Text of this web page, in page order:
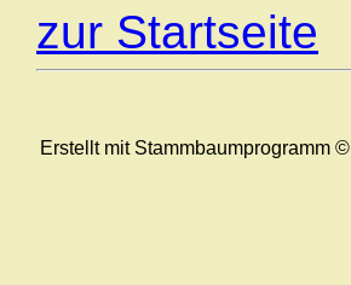
zur Startseite
Erstellt mit Stammbaumprogramm